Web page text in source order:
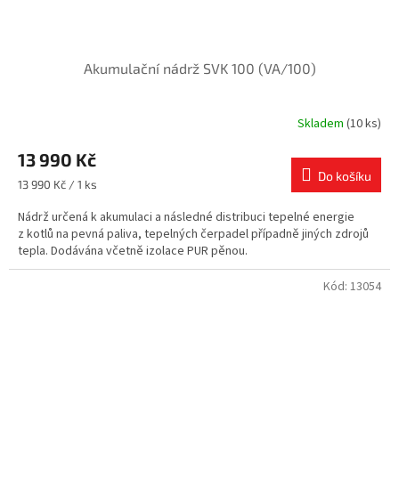
Akumulační nádrž SVK 100 (VA/100)
produktu
je
4,4
z
5
hvězdiček.
Skladem(10 ks)
13 990 Kč
Měrná
13 990 Kč / 1 ks
Do košíku
Nádrž určená k akumulaci a následné distribuci tepelné energie
z kotlů na pevná paliva, tepelných čerpadel případně jiných zdrojů
tepla. Dodávána včetně izolace PUR pěnou.
Kód: 13054